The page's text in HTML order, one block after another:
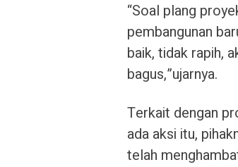
“Soal plang
pembangunan
baik, tidak rapih,
bagus,”ujarnya.
Terkait dengan
ada aksi itu,
telah